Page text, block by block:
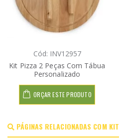
Cód: INV12957
Kit Pizza 2 Peças Com Tábua
Personalizado
ORÇAR ESTE PRODUTO
PÁGINAS RELACIONADAS COM KIT